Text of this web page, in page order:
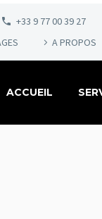
+33 9 77 00 39 27
A PROPOS
ACCUEIL